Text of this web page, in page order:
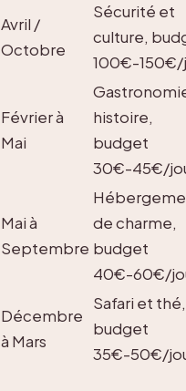
Avril /
Octobre
Sécurité et
culture,
100€-150€/
Février à
Mai
histoire,
budget
30€-45€/
Mai à
Septembre
de charme,
budget
40€-60€/
Décembre
à Mars
Safari et thé,
budget
35€-50€/